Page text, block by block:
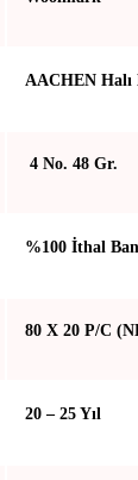
AACHEN Halı
4 No. 48 Gr.
%100 İthal
80 X 20 P/C
20 – 25 Yıl